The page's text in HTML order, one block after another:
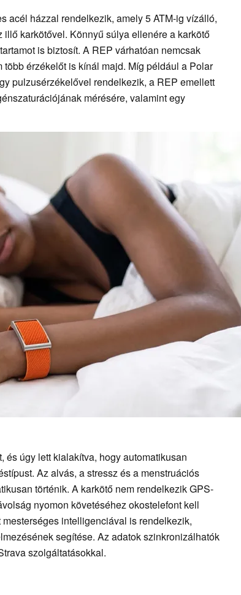
acél házzal rendelkezik, amely 5 ATM-ig vízálló,
karkötővel. Könnyű súlya ellenére a karkötő
is biztosít. A REP várhatóan nemcsak
érzékelőt is kínál majd. Míg például a Polar
pulzusérzékelővel rendelkezik, a REP emellett
mérésére, valamint egy
úgy lett kialakítva, hogy automatikusan
Az alvás, a stressz és a menstruációs
történik. A karkötő nem rendelkezik GPS-
nyomon követéséhez okostelefont kell
intelligenciával is rendelkezik,
segítése. Az adatok szinkronizálhatók
szolgáltatásokkal.